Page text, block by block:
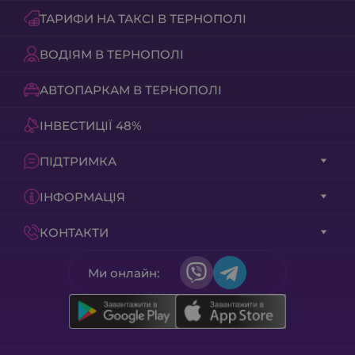
користуйтеся промокодами на знижки,
щоб отримати максимум переваг з Aris-
Ми онлайн:
ТАРИФИ НА ТАКСІ В ТЕРНОПОЛІ
ВОДІЯМ В ТЕРНОПОЛІ
АВТОПАРКАМ В ТЕРНОПОЛІ
ІНВЕСТИЦІЇ 48%
ПІДТРИМКА
ІНФОРМАЦІЯ
КОНТАКТИ